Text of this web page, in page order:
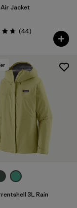
Air Jacket
4.7 / 5
(44Comentarios
)
3L Rain